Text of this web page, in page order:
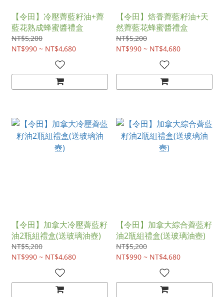
【令田】冷壓薺藍籽油+薺
藍花熟成蜂蜜醬禮盒
NT$5,200
NT$990 ~ NT$4,680
【令田】焙香薺藍籽油+天
然薺藍花蜂蜜醬禮盒
NT$5,200
NT$990 ~ NT$4,680
【令田】加拿大冷壓薺藍籽
油2瓶組禮盒(送玻璃油壺)
NT$5,200
NT$990 ~ NT$4,680
【令田】加拿大綜合薺藍籽
油2瓶組禮盒(送玻璃油壺)
NT$5,200
NT$990 ~ NT$4,680